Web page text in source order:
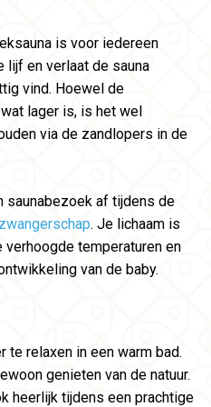
is voor iedereen
lijf en verlaat de sauna
vind. Hoewel de
lager is, is het wel
via de zandlopers in de
saunabezoek af tijdens de
zwangerschap. Je lichaam is
temperaturen en
van de baby.
te relaxen in een warm bad.
genieten van de natuur.
heerlijk tijdens een prachtige